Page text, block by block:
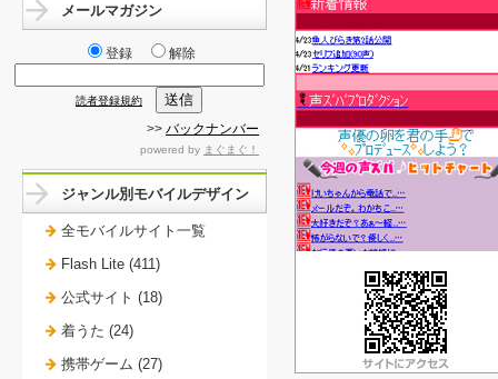
メールマガジン
登録 解除
読者登録規約
>> バックナンバー
powered by まぐまぐ！
ジャンル別モバイルデザイン
全モバイルサイト一覧
Flash Lite (411)
公式サイト (18)
着うた (24)
携帯ゲーム (27)